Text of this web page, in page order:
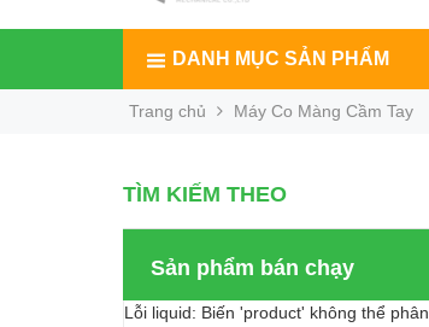
DANH MỤC SẢN PHẨM
Trang chủ Máy Co Màng Cầm Tay
TÌM KIẾM THEO
Sản phẩm bán chạy
Lỗi liquid: Biến 'product' không thể phân